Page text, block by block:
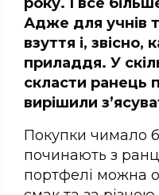
Адже для учнів
взуття і, звісно,
приладдя. У
скласти ранець
вирішили
Покупки чимало
починають з
портфелі можна